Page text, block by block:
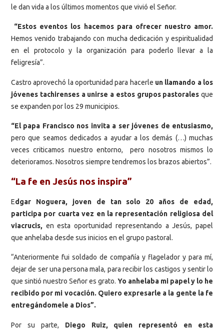
le dan vida a los últimos momentos que vivió el Señor.
“Estos eventos los hacemos para ofrecer nuestro amor.
Hemos venido trabajando con mucha dedicación y espiritualidad
en el protocolo y la organización para poderlo llevar a la
feligresía”.
Castro aprovechó la oportunidad para hacerle un llamando a los
jóvenes tachirenses a unirse a estos grupos pastorales que
se expanden por los 29 municipios.
“El papa Francisco nos invita a ser jóvenes de entusiasmo,
pero que seamos dedicados a ayudar a los demás (…) muchas
veces criticamos nuestro entorno, pero nosotros mismos lo
deterioramos. Nosotros siempre tendremos los brazos abiertos”.
“La fe en Jesús nos inspira”
Edgar Noguera, joven de tan solo 20 años de edad,
participa por cuarta vez en la representación religiosa del
viacrucis, en esta oportunidad representando a Jesús, papel
que anhelaba desde sus inicios en el grupo pastoral.
“Anteriormente fui soldado de compañía y flagelador y para mí,
dejar de ser una persona mala, para recibir los castigos y sentir lo
que sintió nuestro Señor es grato. Yo anhelaba mi papel y lo he
recibido por mi vocación. Quiero expresarle a la gente la fe
entregándomele a Dios”.
Por su parte, Diego Ruiz, quien representó en esta